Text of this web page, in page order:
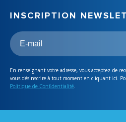
INSCRIPTION
En renseignant votre adresse, vous acceptez de
vous désinscrire à tout moment en cliquant ici.
Politique de Confidentialité